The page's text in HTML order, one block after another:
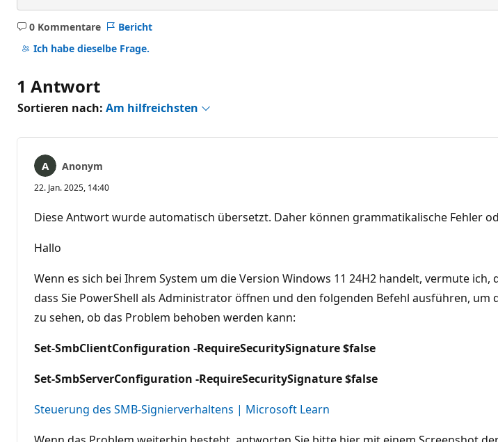
0 Kommentare
Keine
Kommentare
Bericht
Ich habe dieselbe Frage.
1 Antwort
Sortieren nach: Am hilfreichsten
Anonym
22. Jan. 2025, 14:40
Diese Antwort wurde automatisch übersetzt. Daher können grammatikalische Fehler
Hallo
Wenn es sich bei Ihrem System um die Version Windows 11 24H2 handelt, vermute
dass Sie PowerShell als Administrator öffnen und den folgenden Befehl ausführen,
zu sehen, ob das Problem behoben werden kann:
Set-SmbClientConfiguration -RequireSecuritySignature $false
Set-SmbServerConfiguration -RequireSecuritySignature $false
Steuerung des SMB-Signierverhaltens | Microsoft Learn